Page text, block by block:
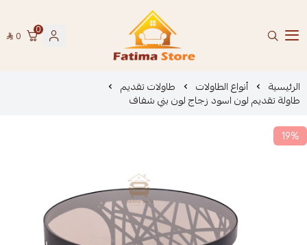
فاطمة ستور Fatima Store
0
0
الرئيسية أنواع الطاولات طاولات تقديم
طاولة تقديم لون اسود زجاج لون بني شفاف
19%